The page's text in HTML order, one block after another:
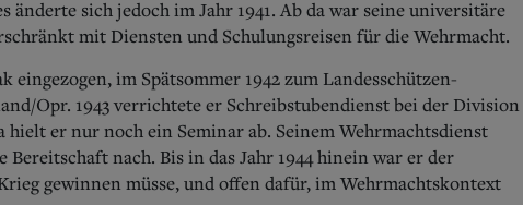
sich jedoch im Jahr 1941. Ab da war seine universitäre
mit Diensten und Schulungsreisen für die Wehrmacht.
eingezogen, im Spätsommer 1942 zum Landesschützen-
Opr. 1943 verrichtete er Schreibstubendienst bei der Division
er nur noch ein Seminar ab. Seinem Wehrmachtsdienst
Bereitschaft nach. Bis in das Jahr 1944 hinein war er der
gewinnen müsse, und offen dafür, im Wehrmachtskontext